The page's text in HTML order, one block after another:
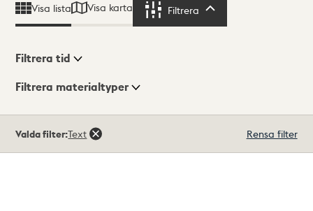
Visa lista Visa karta Filtrera
Visningsläge
Filtrera tid
Filtrera materialtyper
träffar
Valda filter:Text Rensa filter